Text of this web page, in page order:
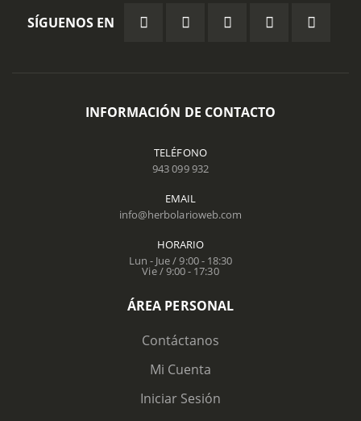
SÍGUENOS EN
INFORMACIÓN DE CONTACTO
TELÉFONO
943 099 932
EMAIL
info@herbolarioweb.com
HORARIO
Lun - Jue / 9:00 - 18:30
Vie / 9:00 - 17:30
ÁREA PERSONAL
Contáctanos
Mi Cuenta
Iniciar Sesión